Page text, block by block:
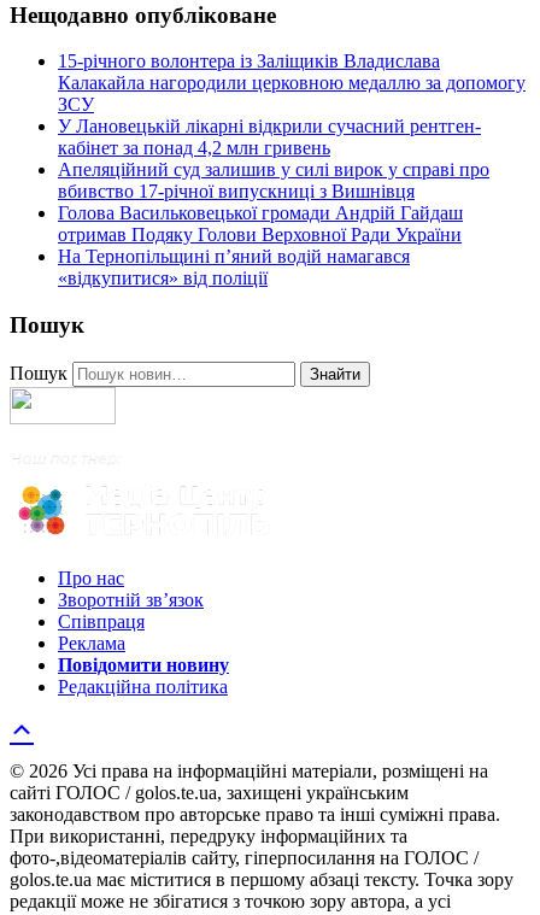
Нещодавно опубліковане
15-річного волонтера із Заліщиків Владислава
Калакайла нагородили церковною медаллю за допомогу
ЗСУ
У Лановецькій лікарні відкрили сучасний рентген-
кабінет за понад 4,2 млн гривень
Апеляційний суд залишив у силі вирок у справі про
вбивство 17-річної випускниці з Вишнівця
Голова Васильковецької громади Андрій Гайдаш
отримав Подяку Голови Верховної Ради України
На Тернопільщині п’яний водій намагався
«відкупитися» від поліції
Пошук
Пошук Знайти
Про нас
Зворотній зв’язок
Співпраця
Реклама
Повідомити новину
Редакційна політика
© 2026 Усі права на інформаційні матеріали, розміщені на
сайті ГОЛОС / golos.te.ua, захищені українським
законодавством про авторське право та інші суміжні права.
При використанні, передруку інформаційних та
фото-,відеоматеріалів сайту, гіперпосилання на ГОЛОС /
golos.te.ua має міститися в першому абзаці тексту. Точка зору
редакції може не збігатися з точкою зору автора, а усі